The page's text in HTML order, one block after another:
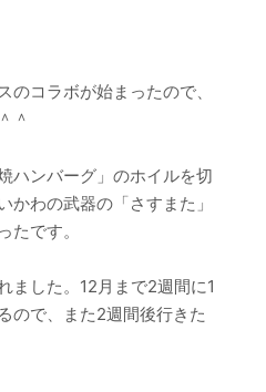
のコラボが始まったので、
＾
ハンバーグ」のホイルを切
かわの武器の「さすまた」
たです。
ました。12月まで2週間に1
ので、また2週間後行きた